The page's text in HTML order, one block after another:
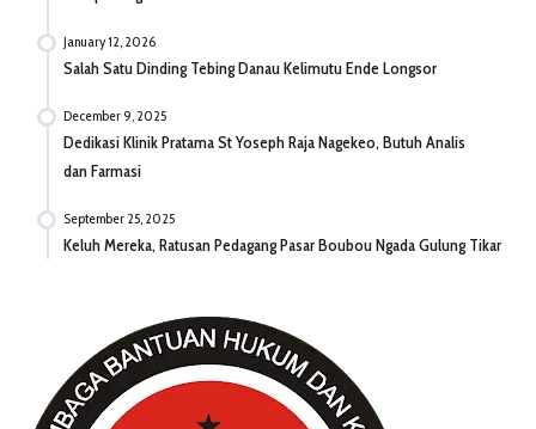
January 12, 2026
Salah Satu Dinding Tebing Danau Kelimutu Ende Longsor
December 9, 2025
Dedikasi Klinik Pratama St Yoseph Raja Nagekeo, Butuh Analis
dan Farmasi
September 25, 2025
Keluh Mereka, Ratusan Pedagang Pasar Boubou Ngada Gulung Tikar